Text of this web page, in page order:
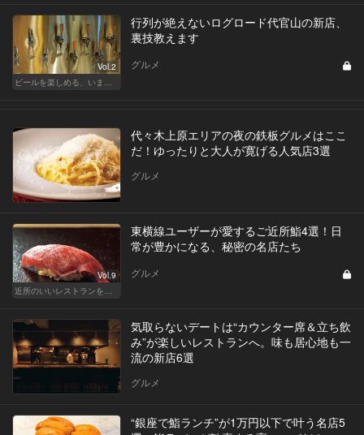
Vol.2
ビールを楽しめる、いま最旬なビールの新店はこの6軒！
行列が絶えないログロード代官山の新店、
裏技教えます
グルメ
代々木上原エリアの夜の鉄板グルメはここ
だ！ゆったりと大人が寛げる人気店3選
グルメ
Vol.9
近所のいいレストランを知りたい！東横、目黒線、世田谷などを深堀！
東横線ユーザーが愛するご近所鮨4選！日
常が豊かになる、秘密の名店たち
グルメ
気取らないデートは“カウンター席＆立ち飲
み”が楽しいレストランへ。味も居心地も一
流の新店6選
グルメ
“銀座で鮨ランチ”が1万円以下で叶う名店5